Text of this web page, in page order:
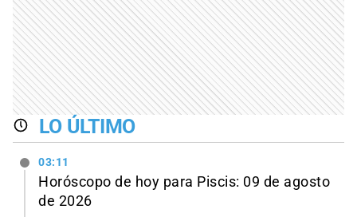
LO ÚLTIMO
03:11
Horóscopo de hoy para Piscis: 09 de agosto
de 2026